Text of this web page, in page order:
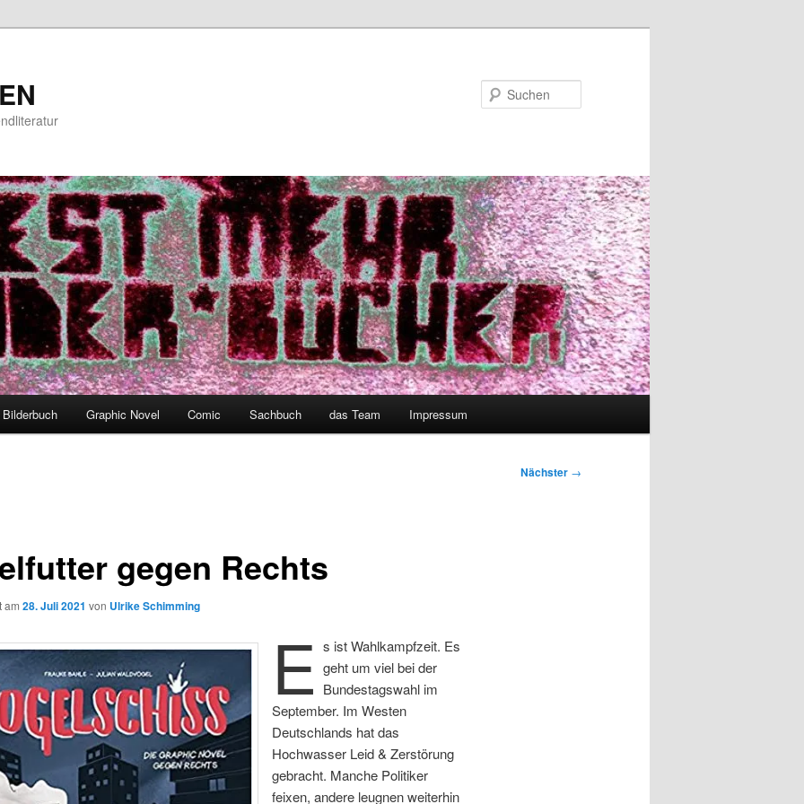
Bilderbuch Graphic Novel Comic Sachbuch das Team Impressum
Nächster →
gegen Rechts
am 28. Juli 2021 von Ulrike Schimming
E s ist Wahlkampfzeit. Es
geht um viel bei der
Bundestagswahl im
September. Im Westen
Deutschlands hat das
Hochwasser Leid & Zerstörung
gebracht. Manche Politiker
feixen, andere leugnen weiterhin